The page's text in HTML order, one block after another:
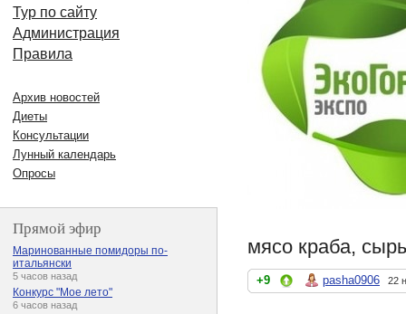
мясо краба,
+9 pasha0906 22
Тур по сайту
Администрация
Правила
Архив новостей
Диеты
Консультации
Лунный календарь
Опросы
Прямой эфир
Маринованные помидоры по-
итальянски
5 часов назад
Конкурс "Мое лето"
6 часов назад